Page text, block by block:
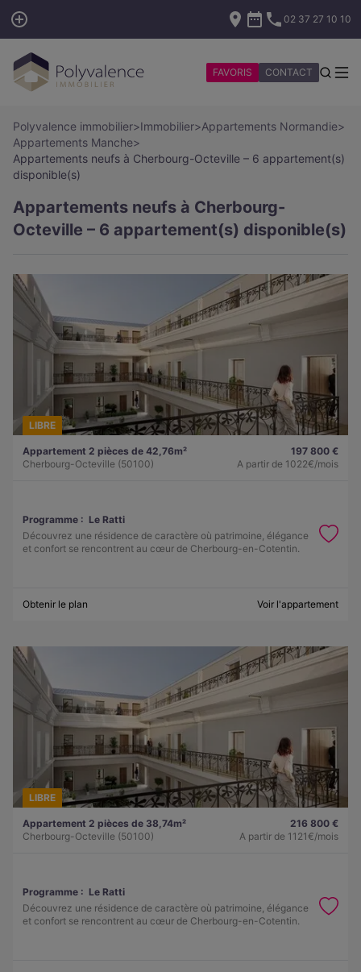
02 37 27 10 10
FAVORIS CONTACT
Polyvalence immobilier>Immobilier>Appartements Normandie>
Appartements Manche>
Appartements neufs à Cherbourg-Octeville – 6 appartement(s)
disponible(s)
Appartements neufs à Cherbourg-
Octeville – 6 appartement(s) disponible(s)
LIBRE
Appartement 2 pièces de 42,76m²
Cherbourg-Octeville (50100)
197 800 €
A partir de 1022€/mois
Programme : Le Ratti
Découvrez une résidence de caractère où patrimoine, élégance
et confort se rencontrent au cœur de Cherbourg-en-Cotentin.
Obtenir le plan Voir l'appartement
LIBRE
Appartement 2 pièces de 38,74m²
Cherbourg-Octeville (50100)
216 800 €
A partir de 1121€/mois
Programme : Le Ratti
Découvrez une résidence de caractère où patrimoine, élégance
et confort se rencontrent au cœur de Cherbourg-en-Cotentin.